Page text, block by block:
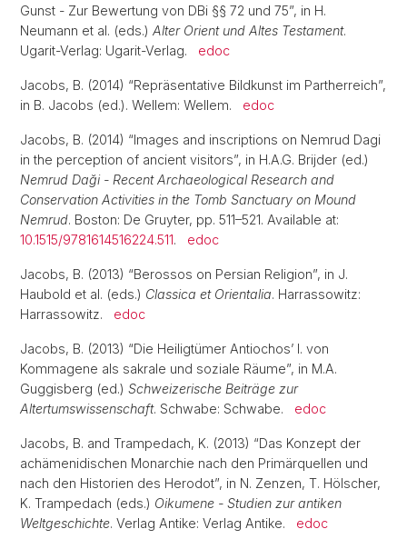
Gunst - Zur Bewertung von DBi §§ 72 und 75”, in H.
Neumann et al. (eds.) Alter Orient und Altes Testament.
Ugarit-Verlag: Ugarit-Verlag. edoc
Jacobs, B. (2014) “Repräsentative Bildkunst im Partherreich”,
in B. Jacobs (ed.). Wellem: Wellem. edoc
Jacobs, B. (2014) “Images and inscriptions on Nemrud Dagi
in the perception of ancient visitors”, in H.A.G. Brijder (ed.)
Nemrud Daği - Recent Archaeological Research and
Conservation Activities in the Tomb Sanctuary on Mound
Nemrud. Boston: De Gruyter, pp. 511–521. Available at:
10.1515/9781614516224.511. edoc
Jacobs, B. (2013) “Berossos on Persian Religion”, in J.
Haubold et al. (eds.) Classica et Orientalia. Harrassowitz:
Harrassowitz. edoc
Jacobs, B. (2013) “Die Heiligtümer Antiochos’ I. von
Kommagene als sakrale und soziale Räume”, in M.A.
Guggisberg (ed.) Schweizerische Beiträge zur
Altertumswissenschaft. Schwabe: Schwabe. edoc
Jacobs, B. and Trampedach, K. (2013) “Das Konzept der
achämenidischen Monarchie nach den Primärquellen und
nach den Historien des Herodot”, in N. Zenzen, T. Hölscher,
K. Trampedach (eds.) Oikumene - Studien zur antiken
Weltgeschichte. Verlag Antike: Verlag Antike. edoc